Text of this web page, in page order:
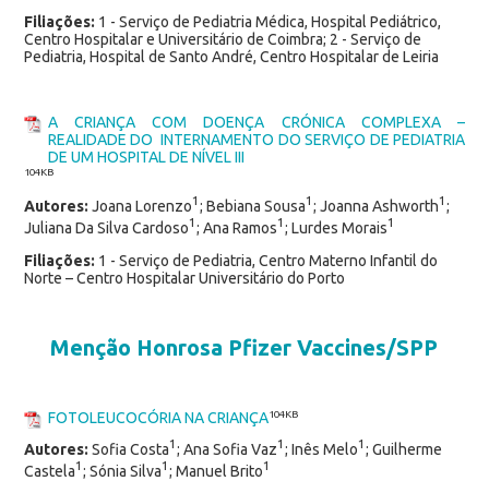
Filiações: 1 - Serviço de Pediatria Médica, Hospital Pediátrico,
Centro Hospitalar e Universitário de Coimbra; 2 - Serviço de
Pediatria, Hospital de Santo André, Centro Hospitalar de Leiria
A CRIANÇA COM DOENÇA CRÓNICA COMPLEXA –
REALIDADE DO INTERNAMENTO DO SERVIÇO DE PEDIATRIA
DE UM HOSPITAL DE NÍVEL III
104KB
Autores: Joana Lorenzo1 ; Bebiana Sousa1 ; Joanna Ashworth1 ;
Juliana Da Silva Cardoso1 ; Ana Ramos1 ; Lurdes Morais1
Filiações: 1 - Serviço de Pediatria, Centro Materno Infantil do
Norte – Centro Hospitalar Universitário do Porto
Menção Honrosa Pfizer Vaccines/SPP
FOTOLEUCOCÓRIA NA CRIANÇA104KB
Autores: Sofia Costa1 ; Ana Sofia Vaz1 ; Inês Melo1 ; Guilherme
Castela1 ; Sónia Silva1 ; Manuel Brito1